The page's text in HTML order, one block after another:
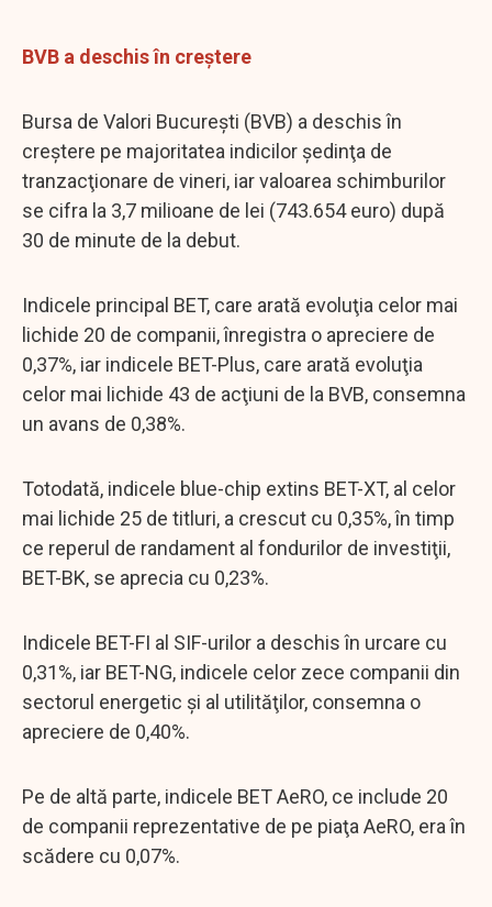
BVB a deschis în creștere
Bursa de Valori Bucureşti (BVB) a deschis în
creştere pe majoritatea indicilor şedinţa de
tranzacţionare de vineri, iar valoarea schimburilor
se cifra la 3,7 milioane de lei (743.654 euro) după
30 de minute de la debut.
Indicele principal BET, care arată evoluţia celor mai
lichide 20 de companii, înregistra o apreciere de
0,37%, iar indicele BET-Plus, care arată evoluţia
celor mai lichide 43 de acţiuni de la BVB, consemna
un avans de 0,38%.
Totodată, indicele blue-chip extins BET-XT, al celor
mai lichide 25 de titluri, a crescut cu 0,35%, în timp
ce reperul de randament al fondurilor de investiţii,
BET-BK, se aprecia cu 0,23%.
Indicele BET-FI al SIF-urilor a deschis în urcare cu
0,31%, iar BET-NG, indicele celor zece companii din
sectorul energetic şi al utilităţilor, consemna o
apreciere de 0,40%.
Pe de altă parte, indicele BET AeRO, ce include 20
de companii reprezentative de pe piaţa AeRO, era în
scădere cu 0,07%.